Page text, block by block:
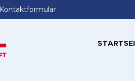
Kontaktformular